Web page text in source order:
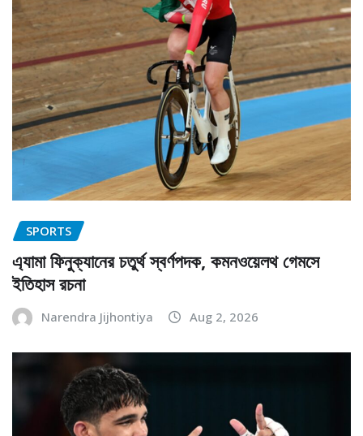
SPORTS
এ্যামা ফিনুক্যানের চতুর্থ স্বর্ণপদক, কমনওয়েলথ গেমসে
ইতিহাস রচনা
Narendra Jijhontiya Aug 2, 2026